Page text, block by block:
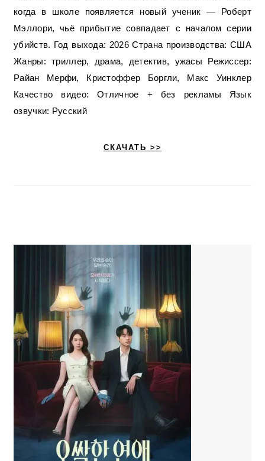
когда в школе появляется новый ученик — Роберт
Мэллори, чьё прибытие совпадает с началом серии
убийств. Год выхода: 2026 Страна производства: США
Жанры: триллер, драма, детектив, ужасы Режиссер:
Райан Мерфи, Кристоффер Боргли, Макс Уинклер
Качество видео: Отличное + без рекламы Язык
озвучки: Русский
СКАЧАТЬ >>